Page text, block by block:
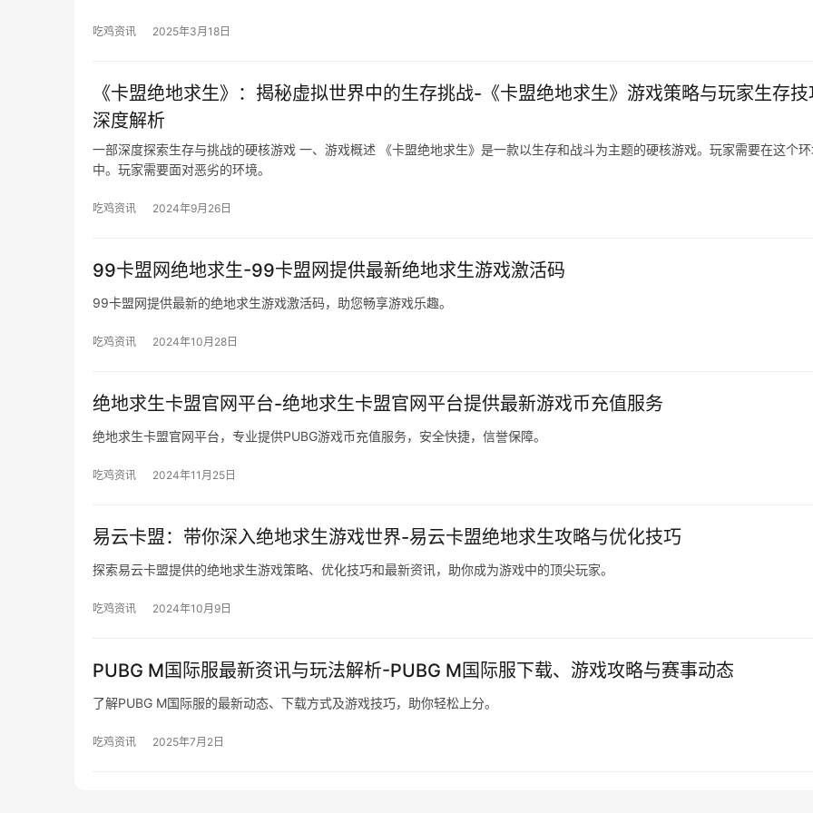
吃鸡资讯 2025年3月18日
《卡盟绝地求生》：揭秘虚拟世界中的生存挑战-《卡盟绝地求生》游戏策略与玩家生存技
深度解析
一部深度探索生存与挑战的硬核游戏 一、游戏概述 《卡盟绝地求生》是一款以生存和战斗为主题的硬核游戏。玩家需要在这个
中。玩家需要面对恶劣的环境。
吃鸡资讯 2024年9月26日
99卡盟网绝地求生-99卡盟网提供最新绝地求生游戏激活码
99卡盟网提供最新的绝地求生游戏激活码，助您畅享游戏乐趣。
吃鸡资讯 2024年10月28日
绝地求生卡盟官网平台-绝地求生卡盟官网平台提供最新游戏币充值服务
绝地求生卡盟官网平台，专业提供PUBG游戏币充值服务，安全快捷，信誉保障。
吃鸡资讯 2024年11月25日
易云卡盟：带你深入绝地求生游戏世界-易云卡盟绝地求生攻略与优化技巧
探索易云卡盟提供的绝地求生游戏策略、优化技巧和最新资讯，助你成为游戏中的顶尖玩家。
吃鸡资讯 2024年10月9日
PUBG M国际服最新资讯与玩法解析-PUBG M国际服下载、游戏攻略与赛事动态
了解PUBG M国际服的最新动态、下载方式及游戏技巧，助你轻松上分。
吃鸡资讯 2025年7月2日